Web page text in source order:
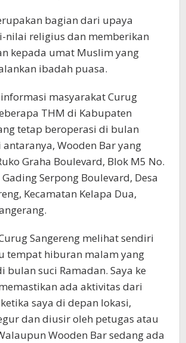
bagian dari upaya
nilai religius dan memberikan
kepada umat Muslim yang
ibadah puasa.
masyarakat Curug
THM di Kabupaten
tetap beroperasi di bulan
antaranya, Wooden Bar yang
Graha Boulevard, Blok M5 No.
Gading Serpong Boulevard, Desa
Kecamatan Kelapa Dua,
Sangereng melihat sendiri
tempat hiburan malam yang
bulan suci Ramadan. Saya ke
ada aktivitas dari
saya di depan lokasi,
dan diusir oleh petugas atau
Wooden Bar sedang ada